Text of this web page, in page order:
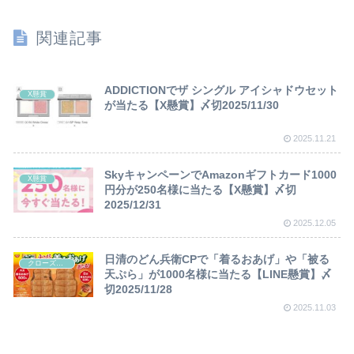
関連記事
X懸賞
ADDICTIONでザ シングル アイシャドウセット
が当たる【X懸賞】〆切2025/11/30
2025.11.21
X懸賞
SkyキャンペーンでAmazonギフトカード1000
円分が250名様に当たる【X懸賞】〆切
2025/12/31
2025.12.05
日清のどん兵衛CPで「着るおあげ」や「被る
天ぷら」が1000名様に当たる【LINE懸賞】〆
切2025/11/28
2025.11.03